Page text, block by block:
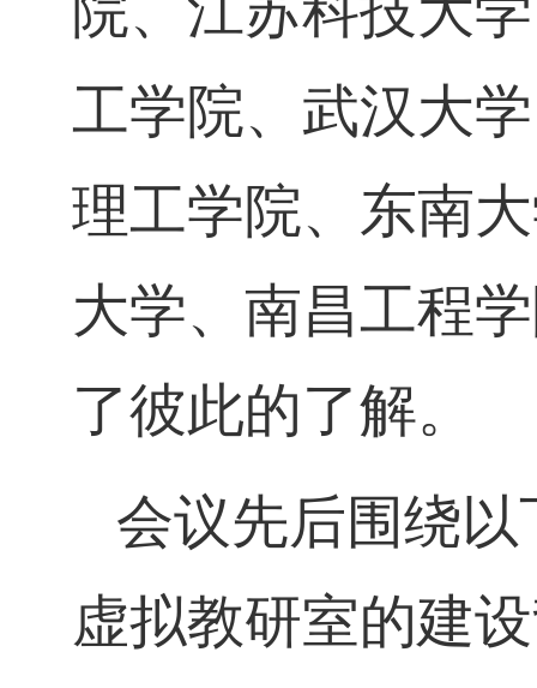
工学院、武汉大
理工学院、东南
大学、南昌工程
了彼此的了解。
会议先后围绕
虚拟教研室的建